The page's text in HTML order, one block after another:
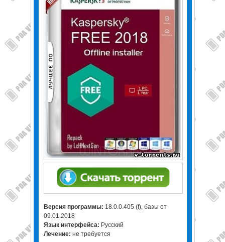
Версия программы: 18.0.0.405 (f), базы от
09.01.2018
Язык интерфейса: Русский
Лечение: не требуется